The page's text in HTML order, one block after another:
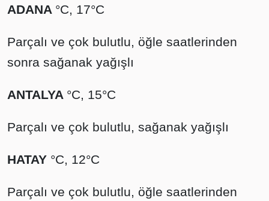
ADANA °C, 17°C
Parçalı ve çok bulutlu, öğle saatlerinden
sonra sağanak yağışlı
ANTALYA °C, 15°C
Parçalı ve çok bulutlu, sağanak yağışlı
HATAY °C, 12°C
Parçalı ve çok bulutlu, öğle saatlerinden